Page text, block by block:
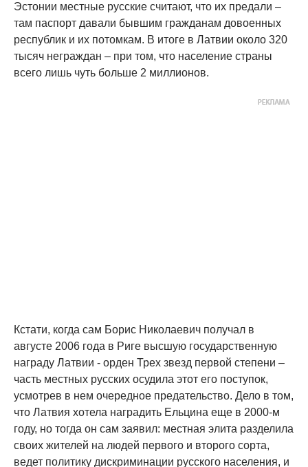
Эстонии местные русские считают, что их предали –
там паспорт давали бывшим гражданам довоенных
республик и их потомкам. В итоге в Латвии около 320
тысяч неграждан – при том, что население страны
всего лишь чуть больше 2 миллионов.
Кстати, когда сам Борис Николаевич получал в
августе 2006 года в Риге высшую государственную
награду Латвии - орден Трех звезд первой степени –
часть местных русских осудила этот его поступок,
усмотрев в нем очередное предательство. Дело в том,
что Латвия хотела наградить Ельцина еще в 2000-м
году, но тогда он сам заявил: местная элита разделила
своих жителей на людей первого и второго сорта,
ведет политику дискриминации русского населения, и